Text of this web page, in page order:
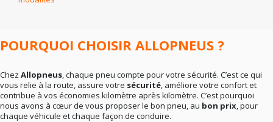
En résumé
POURQUOI CHOISIR ALLOPNEUS ?
Chez Allopneus, chaque pneu compte pour votre sécurité. C’est ce qui
vous relie à la route, assure votre sécurité, améliore votre confort et
contribue à vos économies kilomètre après kilomètre. C’est pourquoi
nous avons à cœur de vous proposer le bon pneu, au bon prix, pour
chaque véhicule et chaque façon de conduire.